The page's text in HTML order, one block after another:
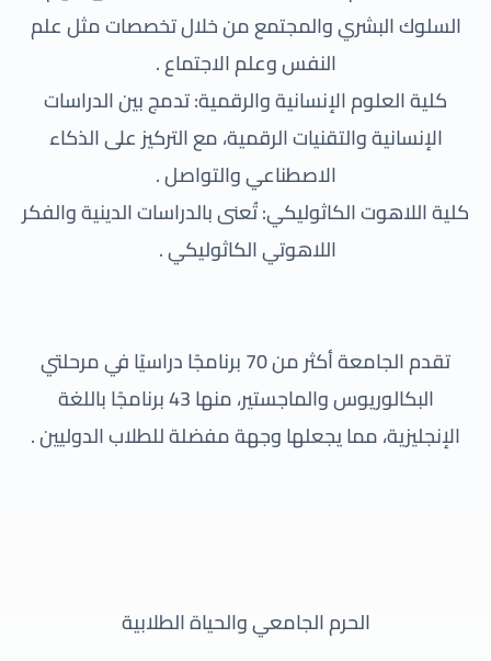
السلوك البشري والمجتمع من خلال تخصصات مثل علم
النفس وعلم الاجتماع .
كلية العلوم الإنسانية والرقمية: تدمج بين الدراسات
الإنسانية والتقنيات الرقمية، مع التركيز على الذكاء
الاصطناعي والتواصل .
كلية اللاهوت الكاثوليكي: تُعنى بالدراسات الدينية والفكر
اللاهوتي الكاثوليكي .
تقدم الجامعة أكثر من 70 برنامجًا دراسيًا في مرحلتي
البكالوريوس والماجستير، منها 43 برنامجًا باللغة
الإنجليزية، مما يجعلها وجهة مفضلة للطلاب الدوليين .
الحرم الجامعي والحياة الطلابية